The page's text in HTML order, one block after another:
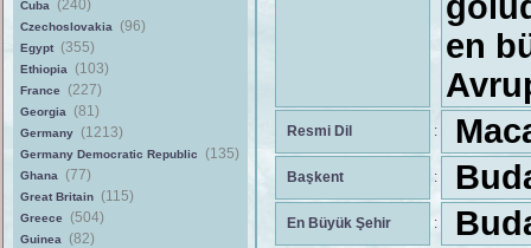
Cuba (240)
Czechoslovakia (96)
Egypt (355)
Ethiopia (103)
France (227)
Georgia (81)
Germany (1213)
Germany Democratic Republic (135)
Ghana (77)
Great Britain (115)
Greece (504)
Guinea (82)
en
Resmi Dil :
Başkent :
En Büyük Şehir :